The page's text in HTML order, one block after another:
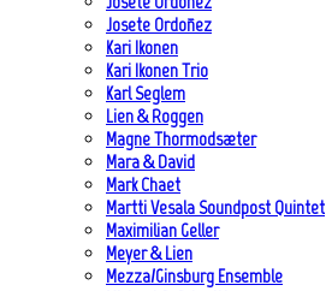
Josete Ordoñez
Kari Ikonen
Kari Ikonen Trio
Karl Seglem
Lien & Roggen
Magne Thormodsæter
Mara & David
Mark Chaet
Martti Vesala Soundpost Quintet
Maximilian Geller
Meyer & Lien
Mezza/Ginsburg Ensemble